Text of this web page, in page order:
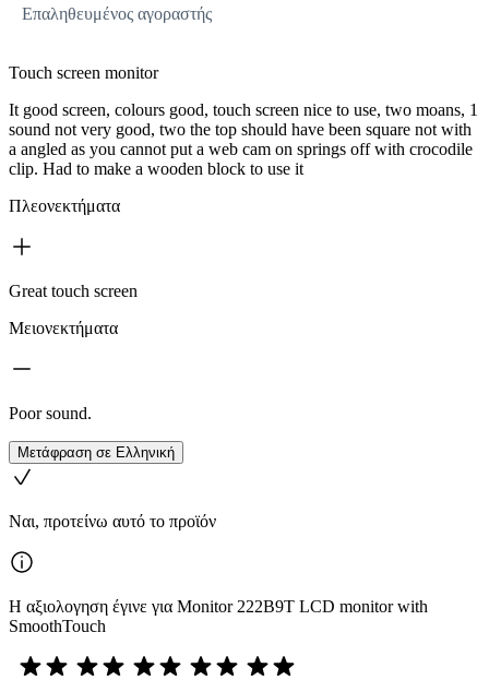
Επαληθευμένος αγοραστής
Touch screen monitor
It good screen, colours good, touch screen nice to use, two moans, 1
sound not very good, two the top should have been square not with
a angled as you cannot put a web cam on springs off with crocodile
clip. Had to make a wooden block to use it
Πλεονεκτήματα
Great touch screen
Μειονεκτήματα
Poor sound.
Μετάφραση σε Ελληνική
Ναι, προτείνω αυτό το προϊόν
Η αξιολογηση έγινε για Monitor 222B9T LCD monitor with
SmoothTouch